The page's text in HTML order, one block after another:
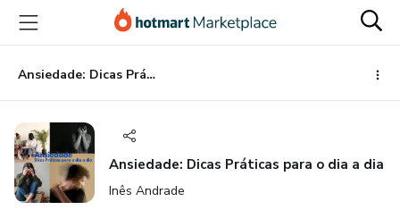
para
conteúdo
principal
para
pagamento
para
rodapé
Ansiedade: Dicas Práticas para o dia a dia
Ansiedade: Dicas Práticas para o dia a dia
Inês Andrade